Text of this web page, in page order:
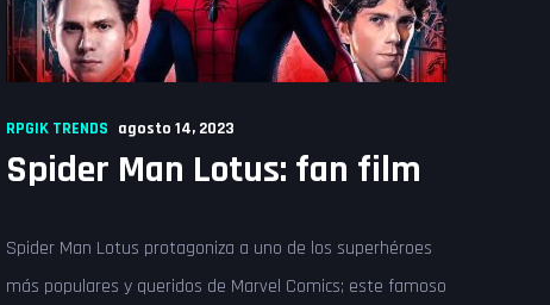
RPGIK TRENDS agosto 14, 2023
Spider Man Lotus: fan film
Spider Man Lotus protagoniza a uno de los superhéroes
más populares y queridos de Marvel Comics; este famoso